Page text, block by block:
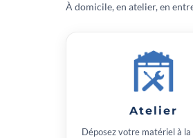
À domicile, en atelier, en
Atelier
Déposez votre matériel à